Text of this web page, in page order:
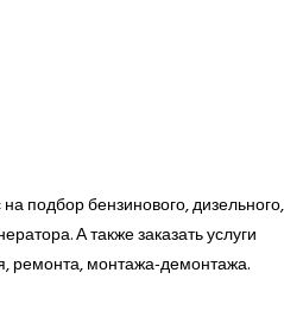
подбор бензинового, дизельного,
А также заказать услуги
ремонта, монтажа-демонтажа.